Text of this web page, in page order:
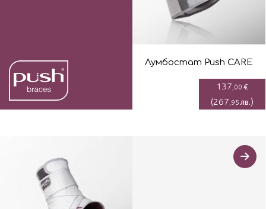
Лумбостaт Push CARE
137 ,00 €
(267 ,95 лв.)